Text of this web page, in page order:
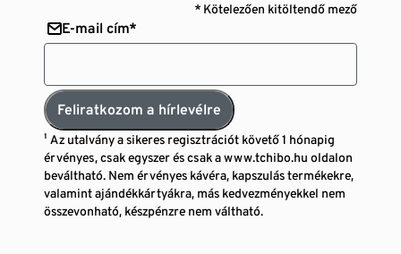
* Kötelezően kitöltendő mező
E-mail cím*
Feliratkozom a hírlevélre
¹ Az utalvány a sikeres regisztrációt követő 1 hónapig
érvényes, csak egyszer és csak a www.tchibo.hu oldalon
beváltható. Nem érvényes kávéra, kapszulás termékekre,
valamint ajándékkártyákra, más kedvezményekkel nem
összevonható, készpénzre nem váltható.